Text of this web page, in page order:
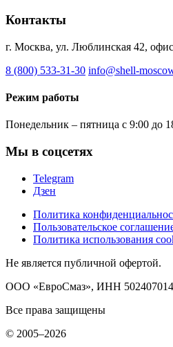
Контакты
г. Москва, ул. Люблинская 42,
8 (800) 533-31-30 info@shell-
Режим работы
Понедельник – пятница с 9:00 до
Мы в соцсетях
Telegram
Дзен
Политика
Пользовательское
Политика использования
Не является публичной офертой.
ООО «ЕвроСмаз», ИНН
Все права защищены
© 2005–2026